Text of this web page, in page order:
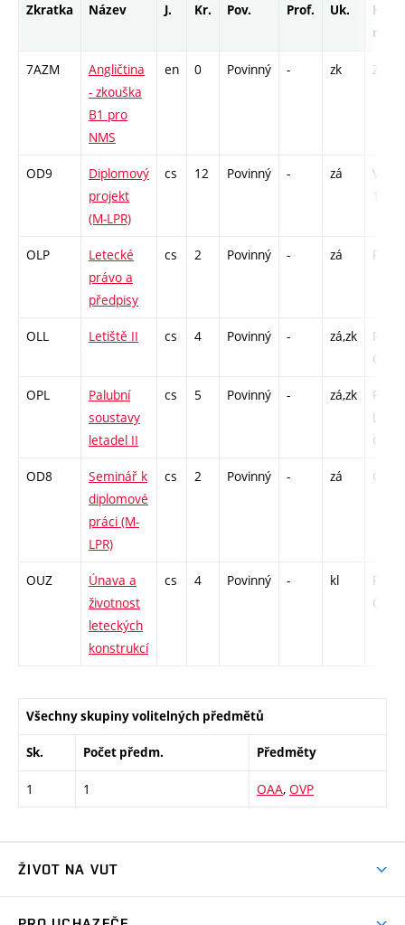
Zkratka Název J. Kr. Pov. Prof. Uk.
Hod.
7AZM
Angličtina
- zkouška
B1 pro
NMS
en 0 Povinný - zk Z - 1
OD9
Diplomový
projekt
(M-LPR)
cs 12 Povinný - zá
VD -
156
OLP
Letecké
právo a
předpisy
cs 2 Povinný - zá P - 13
OLL Letiště II cs 4 Povinný - zá,zk
P -
C1 -
OPL
Palubní
soustavy
letadel II
cs 5 Povinný - zá,zk
P -
L - 1 /
C1 -
OD8
Seminář k
diplomové
práci (M-
LPR)
cs 2 Povinný - zá C1 -
OUZ
Únava a
životnost
leteckých
konstrukcí
cs 4 Povinný - kl
P -
C1 -
Všechny skupiny volitelných předmětů
Sk. Počet předm. Předměty
1 1 OAA, OVP
ŽIVOT NA VUT